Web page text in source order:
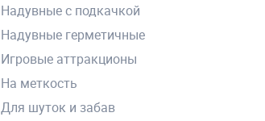
Надувные с подкачкой
Надувные герметичные
Игровые аттракционы
На меткость
Для шуток и забав